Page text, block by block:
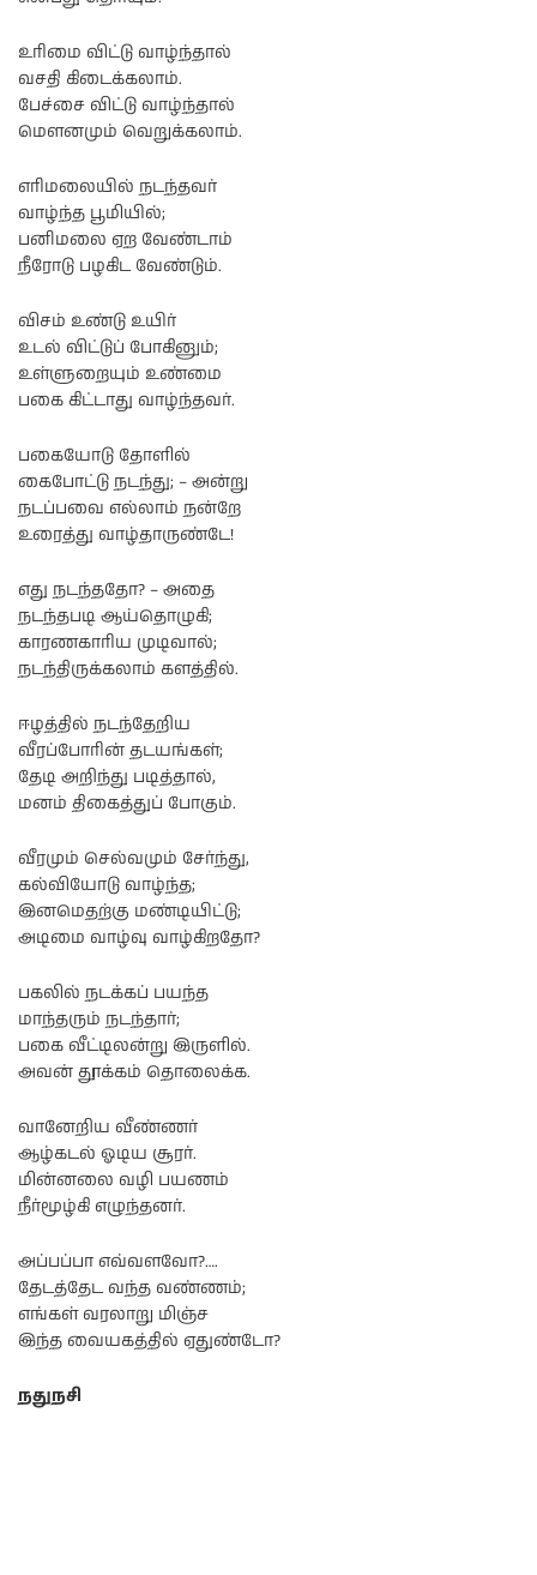
உரிமை விட்டு வாழ்ந்தால்
வசதி கிடைக்கலாம்.
பேச்சை விட்டு வாழ்ந்தால்
மௌனமும் வெறுக்கலாம்.
எரிமலையில் நடந்தவர்
வாழ்ந்த பூமியில்;
பனிமலை ஏற வேண்டாம்
நீரோடு பழகிட வேண்டும்.
விசம் உண்டு உயிர்
உடல் விட்டுப் போகினும்;
உள்ளுறையும் உண்மை
பகை கிட்டாது வாழ்ந்தவர்.
பகையோடு தோளில்
கைபோட்டு நடந்து; – அன்று
நடப்பவை எல்லாம் நன்றே
உரைத்து வாழ்தாருண்டே!
எது நடந்ததோ? – அதை
நடந்தபடி ஆய்தொழுகி;
காரணகாரிய முடிவால்;
நடந்திருக்கலாம் களத்தில்.
ஈழத்தில் நடந்தேறிய
வீரப்போரின் தடயங்கள்;
தேடி அறிந்து படித்தால்,
மனம் திகைத்துப் போகும்.
வீரமும் செல்வமும் சேர்ந்து,
கல்வியோடு வாழ்ந்த;
இனமெதற்கு மண்டியிட்டு;
அடிமை வாழ்வு வாழ்கிறதோ?
பகலில் நடக்கப் பயந்த
மாந்தரும் நடந்தார்;
பகை வீட்டிலன்று இருளில்.
அவன் தூக்கம் தொலைக்க.
வானேறிய வீண்ணர்
ஆழ்கடல் ஓடிய சூரர்.
மின்னலை வழி பயணம்
நீர்மூழ்கி எழுந்தனர்.
அப்பப்பா எவ்வளவோ?….
தேடத்தேட வந்த வண்ணம்;
எங்கள் வரலாறு மிஞ்ச
இந்த வையகத்தில் ஏதுண்டோ?
நதுநசி